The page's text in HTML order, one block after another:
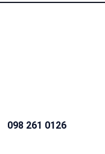
098 261 0126